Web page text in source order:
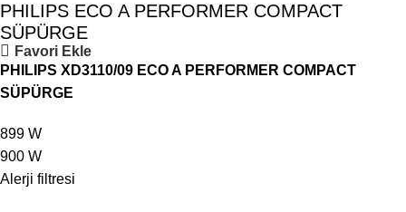
PHILIPS ECO A PERFORMER COMPACT
SÜPÜRGE
Favori Ekle
PHILIPS XD3110/09 ECO A PERFORMER COMPACT
SÜPÜRGE
899 W
900 W
Alerji filtresi